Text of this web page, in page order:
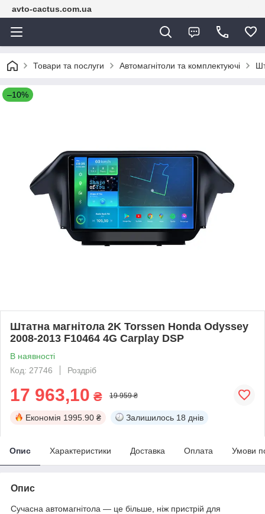
avto-cactus.com.ua
Товари та послуги Автомагнітоли та комплектуючі
–10%
Штатна магнітола 2K Torssen Honda Odyssey
2008-2013 F10464 4G Carplay DSP
В наявності
Код: 27746
Роздріб
17 963,10 ₴ 19 959 ₴
Економія 1995.90 ₴ Залишилось 18 днів
Опис Характеристики Доставка Оплата Умови
Опис
Сучасна автомагнітола — це більше, ніж пристрій для